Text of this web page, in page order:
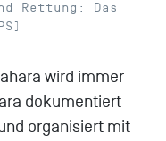
Rettung: Das
wird immer
dokumentiert
organisiert mit